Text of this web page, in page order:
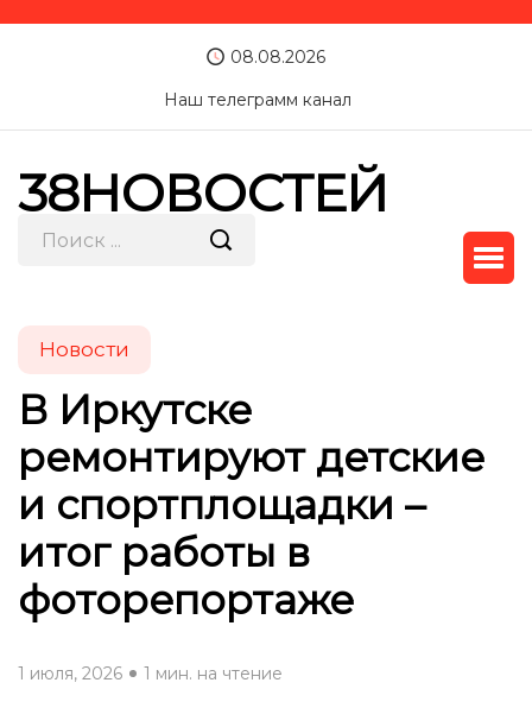
08.08.2026
Наш телеграмм канал
38НОВОСТЕЙ
Новости
В Иркутске
ремонтируют детские
и спортплощадки –
итог работы в
фоторепортаже
1 июля, 2026 1 мин. на чтение